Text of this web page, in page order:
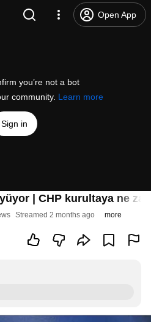
Open App
you’re not a bot
community. Learn more
Sign in
| CHP kurultaya ne
Streamed 2 months ago more